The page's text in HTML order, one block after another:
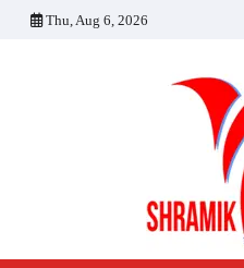
Thu, Aug 6, 2026